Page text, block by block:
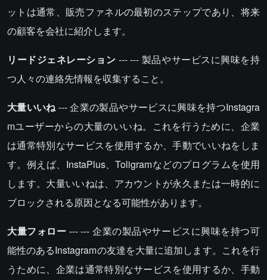
ットは通常、販売ファネルの最初のステップであり、将来
の顧客を会社に紹介します。
リードジェネレーション --- --- 製品やサービスに興味を持
つ人々の連絡先情報を収集すること。
大量いいね--- 企業の製品やサービスに興味を持つInstagra
mユーザーからの大量のいいね。これを行うために、企業
は通常特別なサービスを使用するか、手動でいいねをしま
す。例えば、InstaPlus、Toligramなどのプログラムを使用
します。大量いいねは、アカウントが永久または一時的に
ブロックされる原因となる可能性があります。
大量フォロー --- --- 企業の製品やサービスに興味を持つ可
能性のあるInstagramの友達を大量に追加します。これを行
うために、企業は通常特別なサービスを使用するか、手動